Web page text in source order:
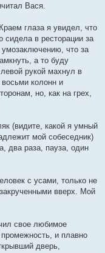
Вася.
глаза я увидел, что
сидела в ресторации за
что за
а то буду
рукой махнул в
восьми колонн и
но, как на грех,
(видите, какой я умный
мой собеседник)
два раза, пауза, один
с усами, только не
вверх. Мой
свое любимое
и плавно
дверь,